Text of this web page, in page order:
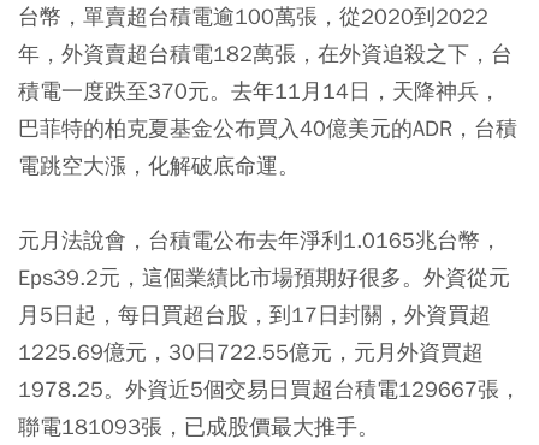
台幣，單賣超台積電逾100萬張，從2020到2022
年，外資賣超台積電182萬張，在外資追殺之下，台
積電一度跌至370元。去年11月14日，天降神兵，
巴菲特的柏克夏基金公布買入40億美元的ADR，台積
電跳空大漲，化解破底命運。
元月法說會，台積電公布去年淨利1.0165兆台幣，
Eps39.2元，這個業績比市場預期好很多。外資從元
月5日起，每日買超台股，到17日封關，外資買超
1225.69億元，30日722.55億元，元月外資買超
1978.25。外資近5個交易日買超台積電129667張，
聯電181093張，已成股價最大推手。